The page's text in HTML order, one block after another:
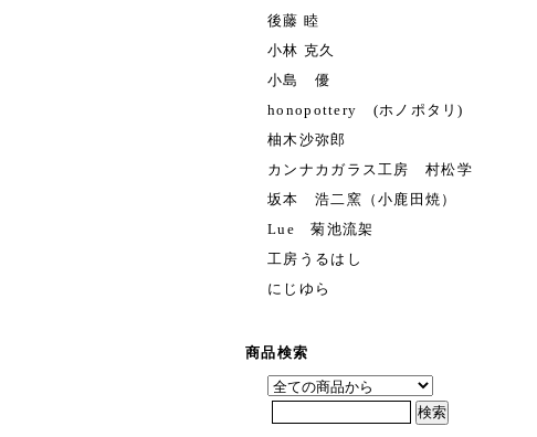
後藤 睦
小林 克久
小島 優
honopottery (ホノポタリ)
柚木沙弥郎
カンナカガラス工房 村松学
坂本 浩二窯（小鹿田焼）
Lue 菊池流架
工房うるはし
にじゆら
商品検索